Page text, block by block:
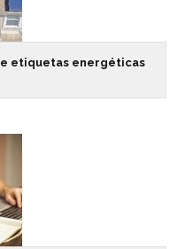
etiquetas energéticas